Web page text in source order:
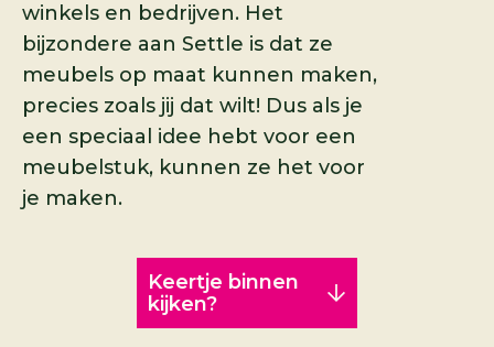
winkels en bedrijven. Het
bijzondere aan Settle is dat ze
meubels op maat kunnen maken,
precies zoals jij dat wilt! Dus als je
een speciaal idee hebt voor een
meubelstuk, kunnen ze het voor
je maken.
Keertje binnen
kijken?